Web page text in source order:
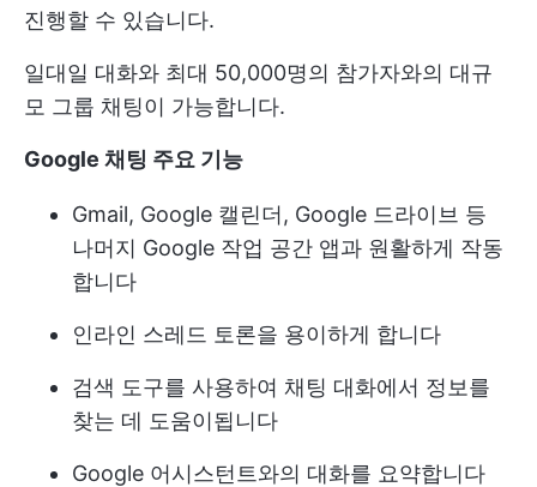
진행할 수 있습니다.
일대일 대화와 최대 50,000명의 참가자와의 대규
모 그룹 채팅이 가능합니다.
Google 채팅 주요 기능
Gmail, Google 캘린더, Google 드라이브 등
나머지 Google 작업 공간 앱과 원활하게 작동
합니다
인라인 스레드 토론을 용이하게 합니다
검색 도구를 사용하여 채팅 대화에서 정보를
찾는 데 도움이됩니다
Google 어시스턴트와의 대화를 요약합니다